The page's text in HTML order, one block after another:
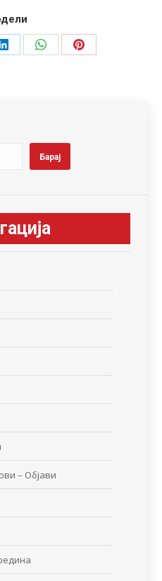
Share
Share
Share
Барај
– Објави